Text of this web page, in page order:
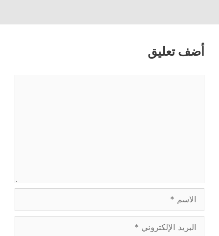
أضف تعليق
الاسم
البريد
الإلكتروني